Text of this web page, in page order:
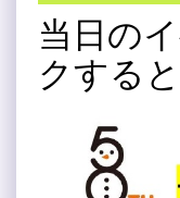
当日の
クする